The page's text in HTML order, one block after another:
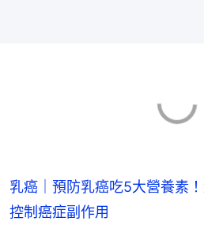
乳癌｜預防乳癌吃5大營養素
控制癌症副作用